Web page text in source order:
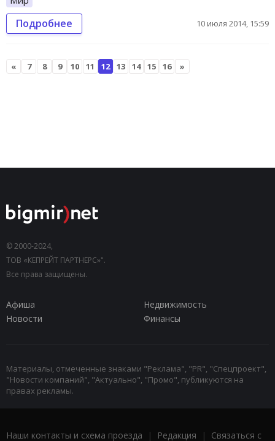
Подробнее 10 июля 2014, 15:59
« 7 8 9 10 11 12 13 14 15 16 »
© 2000-2024,
ТОВ «КЕПРЕЙТ ПАРТНЕРС»".
Все права защищены.
Афиша
Недвижимость
Новости
Финансы
Материалы, отмеченные знаками "Реклама", "PR", "Спецпроект",
"Новости компаний", "Актуально", "Промо", публикуются на
правах рекламы.
Наши контакты и схема проезда | Редакция | Связаться с